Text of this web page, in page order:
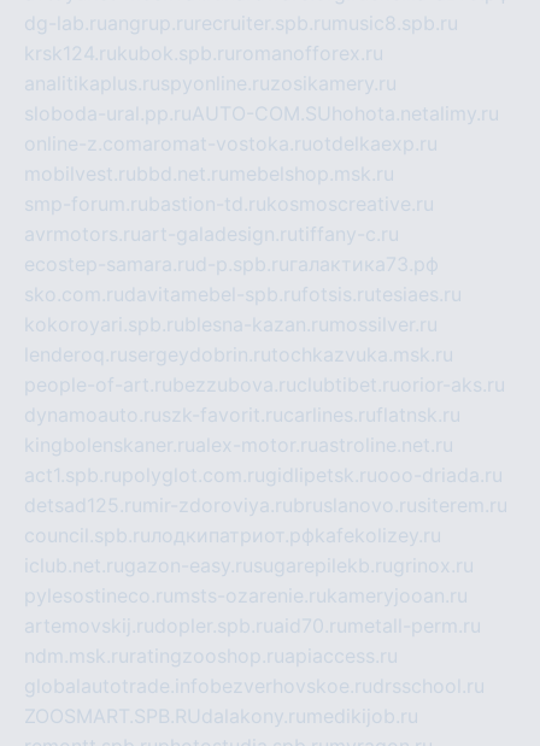
dg-lab.ruangrup.ru recruiter.spb.ru music8.spb.ru
krsk124.rukubok.spb.ru romanofforex.ru
analitikaplus.ruspyonline.ruzosikamery.ru
sloboda-ural.pp.ruAUTO-COM.SU hohota.net alimy.ru
online-z.comaromat-vostoka.ruotdelkaexp.ru
mobilvest.rubbd.net.ru mebelshop.msk.ru
smp-forum.rubastion-td.rukosmoscreative.ru
avrmotors.ruart-galadesign.rutiffany-c.ru
ecostep-samara.rud-p.spb.ru галактика73.рф
sko.com.rudavitamebel-spb.rufotsis.rutesiaes.ru
kokoroyari.spb.rublesna-kazan.ru mossilver.ru
lenderoq.rusergeydobrin.rutochkazvuka.msk.ru
people-of-art.rubezzubova.ruclubtibet.ruorior-aks.ru
dynamoauto.ruszk-favorit.rucarlines.ruflatnsk.ru
kingbolenskaner.rualex-motor.ruastroline.net.ru
act1.spb.rupolyglot.com.rugidlipetsk.ruooo-driada.ru
detsad125.ru mir-zdoroviya.rubruslanovo.rusiterem.ru
council.spb.ruлодкипатриот.рфkafekolizey.ru
iclub.net.rugazon-easy.rusugarepilekb.rugrinox.ru
pylesostineco.ru msts-ozarenie.rukameryjooan.ru
artemovskij.rudopler.spb.ruaid70.ru metall-perm.ru
ndm.msk.ru ratingzooshop.ruapiaccess.ru
globalautotrade.info bezverhovskoe.rudrsschool.ru
ZOOSMART.SPB.RUdalakony.ru medikijob.ru